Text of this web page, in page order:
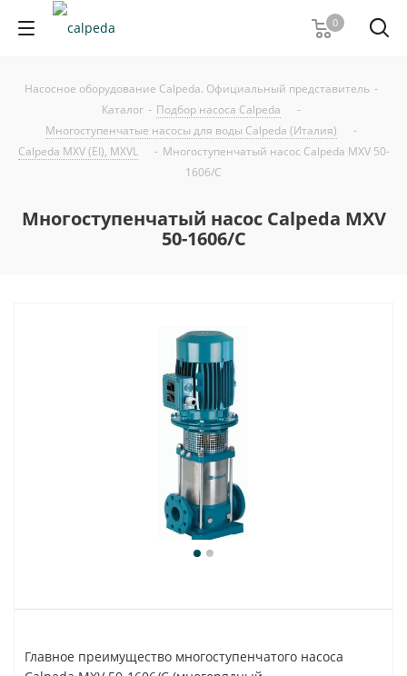
0
Насосное оборудование Calpeda. Официальный представитель -
Каталог - Подбор насоса Calpeda
-
Многоступенчатые насосы для воды Calpeda (Италия)
-
Calpeda MXV (EI), MXVL
- Многоступенчатый насос Calpeda MXV 50-
1606/C
Многоступенчатый насос Calpeda MXV
50-1606/C
Главное преимущество многоступенчатого насоса